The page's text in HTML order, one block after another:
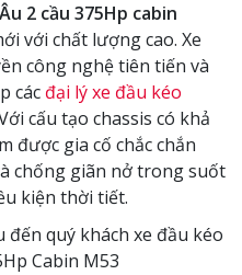
2 cầu 375Hp cabin
với chất lượng cao. Xe
công nghệ tiên tiến và
các đại lý xe đầu kéo
cấu tạo chassis có khả
được gia cố chắc chắn
chống giãn nở trong suốt
kiện thời tiết.
đến quý khách xe đầu kéo
Cabin M53